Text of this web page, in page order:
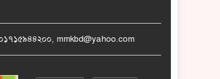
mmkbd@yahoo.com